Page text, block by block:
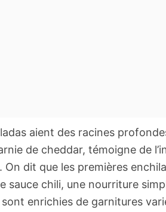
aient des racines
de cheddar, témoigne de
On dit que les premières
sauce chili, une nourriture
enrichies de garnitures